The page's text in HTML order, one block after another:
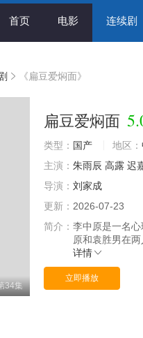
首页 电影 连续剧
《扁豆爱焖面》
34集
扁豆爱焖面
类型： 国产 地区：
主演： 朱雨辰 高露 迟
导演： 刘家成
更新： 2026-07-23
简介： 李中原是一名
原和袁胜男在
详情
立即播放